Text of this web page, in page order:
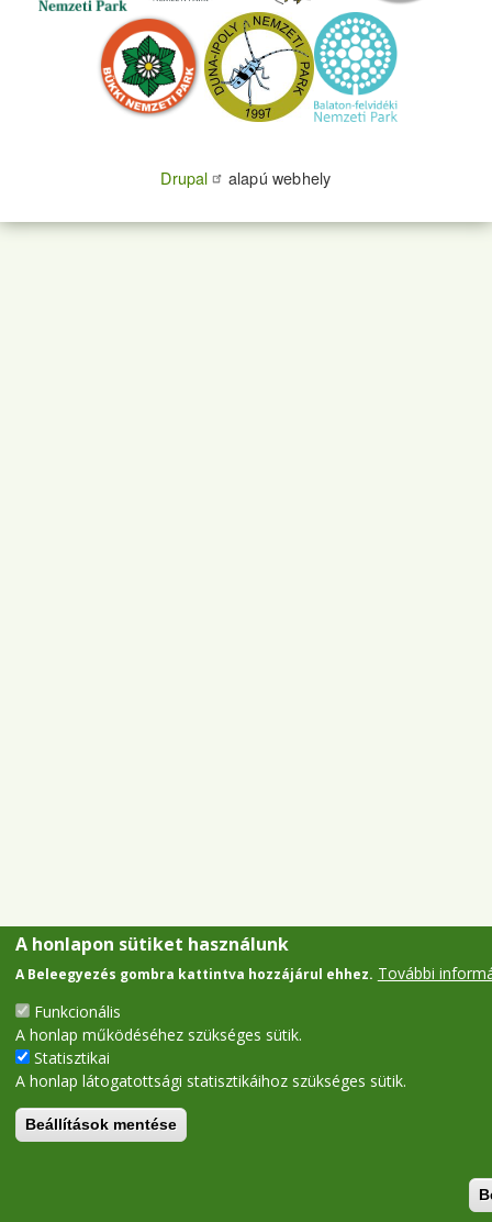
Drupal alapú webhely
A honlapon sütiket használunk
A Beleegyezés gombra kattintva hozzájárul ehhez. További
Funkcionális
A honlap működéséhez szükséges sütik.
Statisztikai
A honlap látogatottsági statisztikáihoz szükséges sütik.
Beállítások mentése